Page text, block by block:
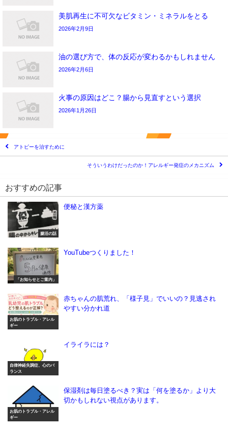
美肌再生に不可欠なビタミン・ミネラルをとる
2026年2月9日
油の選び方で、体の反応が変わるかもしれません
2026年2月6日
火事の原因はどこ？腸から見直すという選択
2026年1月26日
アトピーを治すために
そういうわけだったのか！アレルギー発症のメカニズム
おすすめの記事
腸活の話
便秘と漢方薬
「お知らせとご案内」
YouTubeつくりました！
お肌のトラブル・アレル
ギー
赤ちゃんの肌荒れ、「様子見」でいいの？見逃され
やすい分かれ道
自律神経失調症、心のバ
ランス
イライラには？
お肌のトラブル・アレル
ギー
保湿剤は毎日塗るべき？実は「何を塗るか」より大
切かもしれない視点があります。